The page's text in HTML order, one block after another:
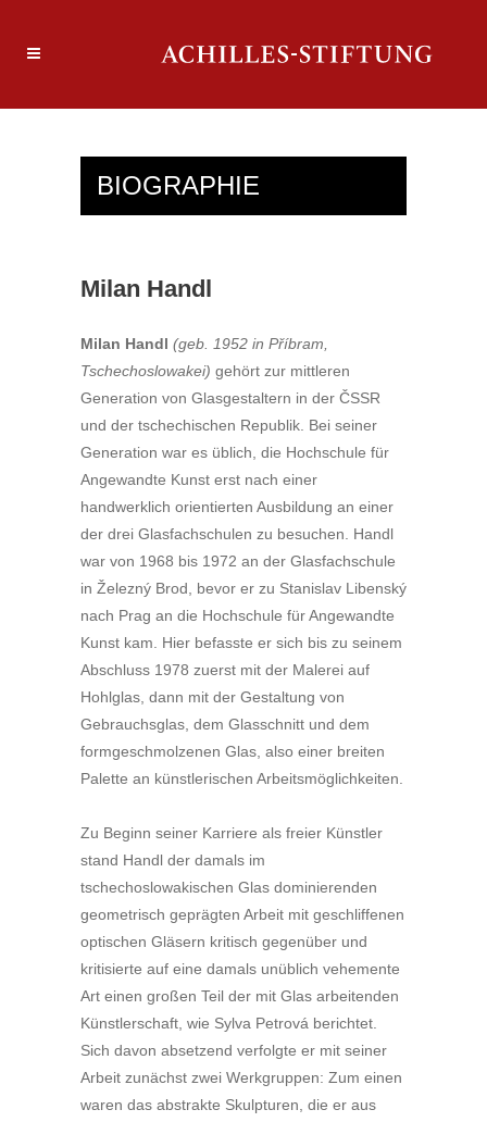
BIOGRAPHIE
Milan Handl
Milan Handl (geb. 1952 in Příbram,
Tschechoslowakei) gehört zur mittleren
Generation von Glasgestaltern in der ČSSR
und der tschechischen Republik. Bei seiner
Generation war es üblich, die Hochschule für
Angewandte Kunst erst nach einer
handwerklich orientierten Ausbildung an einer
der drei Glasfachschulen zu besuchen. Handl
war von 1968 bis 1972 an der Glasfachschule
in Železný Brod, bevor er zu Stanislav Libenský
nach Prag an die Hochschule für Angewandte
Kunst kam. Hier befasste er sich bis zu seinem
Abschluss 1978 zuerst mit der Malerei auf
Hohlglas, dann mit der Gestaltung von
Gebrauchsglas, dem Glasschnitt und dem
formgeschmolzenen Glas, also einer breiten
Palette an künstlerischen Arbeitsmöglichkeiten.
Zu Beginn seiner Karriere als freier Künstler
stand Handl der damals im
tschechoslowakischen Glas dominierenden
geometrisch geprägten Arbeit mit geschliffenen
optischen Gläsern kritisch gegenüber und
kritisierte auf eine damals unüblich vehemente
Art einen großen Teil der mit Glas arbeitenden
Künstlerschaft, wie Sylva Petrová berichtet.
Sich davon absetzend verfolgte er mit seiner
Arbeit zunächst zwei Werkgruppen: Zum einen
waren das abstrakte Skulpturen, die er aus